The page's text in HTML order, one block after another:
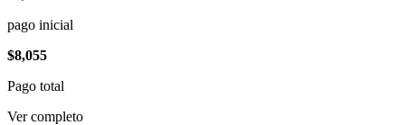
pago inicial
$8,055
Pago total
Ver completo